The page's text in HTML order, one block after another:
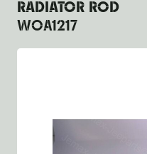
RADIATOR ROD
WOA1217